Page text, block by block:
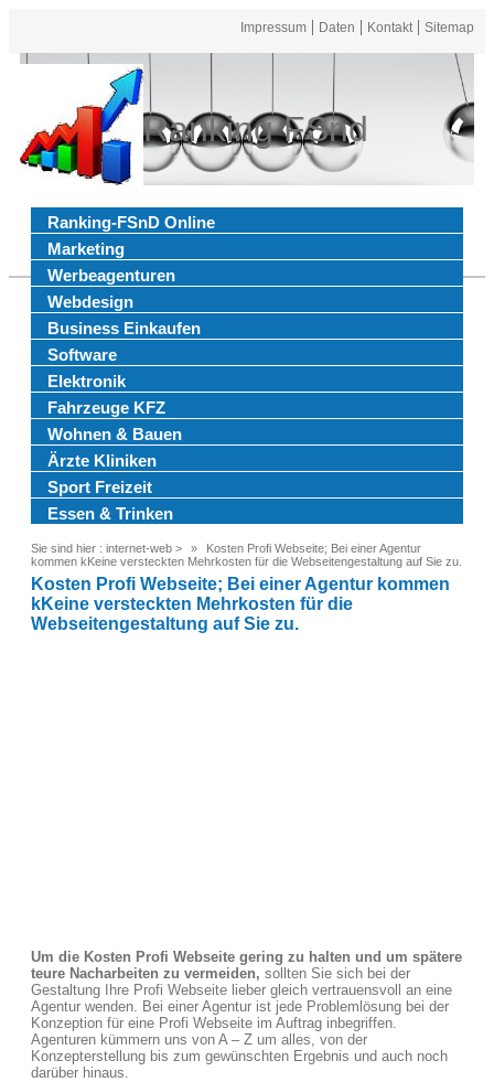
Impressum Daten Kontakt Sitemap
Ranking FSnd
Ranking-FSnD Online
Marketing
Werbeagenturen
Webdesign
Business Einkaufen
Software
Elektronik
Fahrzeuge KFZ
Wohnen & Bauen
Ärzte Kliniken
Sport Freizeit
Essen & Trinken
Sie sind hier : internet-web >
Kosten Profi Webseite; Bei einer Agentur
kommen kKeine versteckten Mehrkosten für die Webseitengestaltung auf Sie zu.
Kosten Profi Webseite; Bei einer Agentur kommen
kKeine versteckten Mehrkosten für die
Webseitengestaltung auf Sie zu.
Um die Kosten Profi Webseite gering zu halten und um spätere
teure Nacharbeiten zu vermeiden, sollten Sie sich bei der
Gestaltung Ihre Profi Webseite lieber gleich vertrauensvoll an eine
Agentur wenden. Bei einer Agentur ist jede Problemlösung bei der
Konzeption für eine Profi Webseite im Auftrag inbegriffen.
Agenturen kümmern uns von A – Z um alles, von der
Konzepterstellung bis zum gewünschten Ergebnis und auch noch
darüber hinaus.